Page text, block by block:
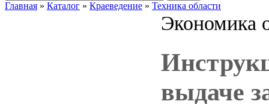
Главная » Каталог » Краеведение » Техника области
Экономика
выдаче